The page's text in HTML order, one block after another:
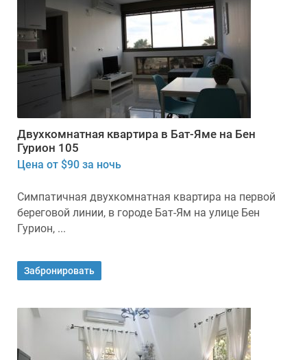
Двухкомнатная квартира в Бат-Яме на Бен
Гурион 105
Цена от $90 за ночь
Симпатичная двухкомнатная квартира на первой
береговой линии, в городе Бат-Ям на улице Бен
Гурион, ...
Забронировать